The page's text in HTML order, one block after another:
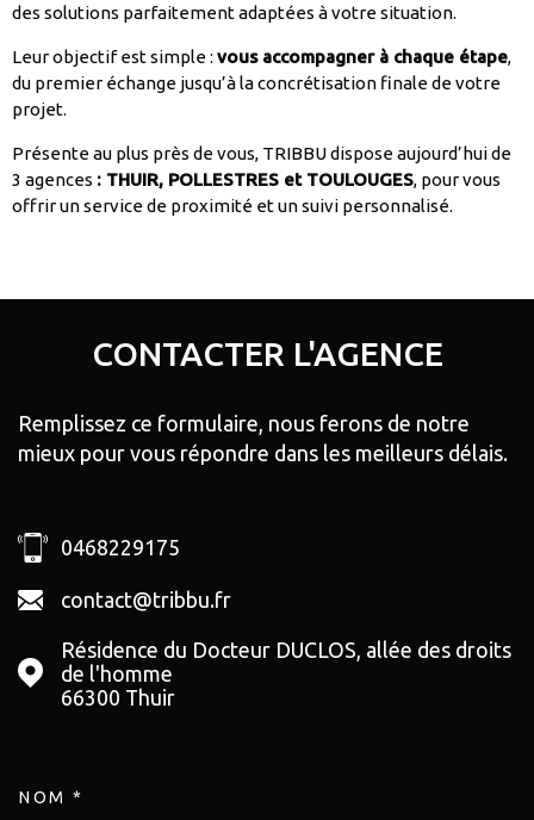
des solutions parfaitement adaptées à votre situation.
Leur objectif est simple : vous accompagner à chaque étape,
du premier échange jusqu’à la concrétisation finale de votre
projet.
Présente au plus près de vous, TRIBBU dispose aujourd’hui de
3 agences : THUIR, POLLESTRES et TOULOUGES, pour vous
offrir un service de proximité et un suivi personnalisé.
CONTACTER L'AGENCE
Remplissez ce formulaire, nous ferons de notre
mieux pour vous répondre dans les meilleurs délais.
0468229175
contact@tribbu.fr
Résidence du Docteur DUCLOS, allée des droits
de l'homme
66300
Thuir
NOM *